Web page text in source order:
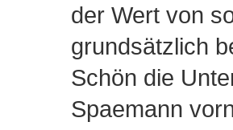
der Wert von
grundsätzlich
Schön die
Spaemann